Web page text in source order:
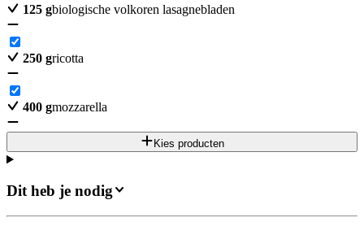
125 gbiologische volkoren lasagnebladen
250 gricotta
400 gmozzarella
Kies producten
Dit heb je nodig